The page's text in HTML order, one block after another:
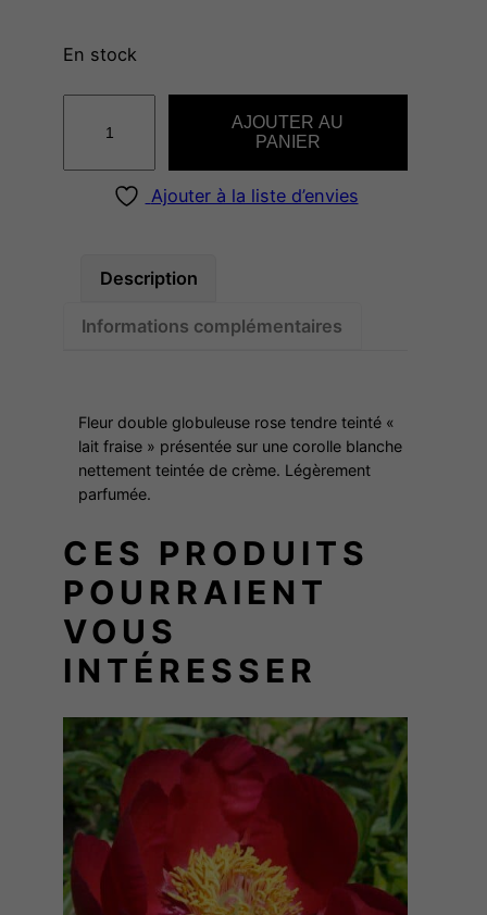
En stock
a
h
e
e
k
AJOUTER AU
PANIER
Ajouter à la liste d’envies
Description
Informations complémentaires
Fleur double globuleuse rose tendre teinté «
lait fraise » présentée sur une corolle blanche
nettement teintée de crème. Légèrement
parfumée.
CES PRODUITS
POURRAIENT
VOUS
INTÉRESSER